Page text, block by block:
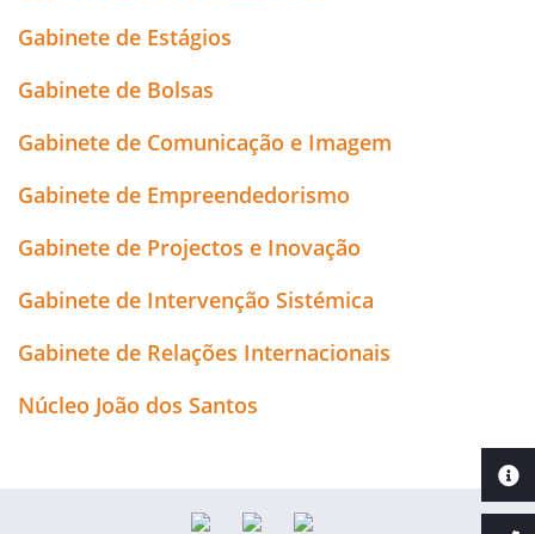
Gabinete de Estágios
Gabinete de Bolsas
Gabinete de Comunicação e Imagem
Gabinete de Empreendedorismo
Gabinete de Projectos e Inovação
Gabinete de Intervenção Sistémica
Gabinete de Relações Internacionais
Núcleo João dos Santos